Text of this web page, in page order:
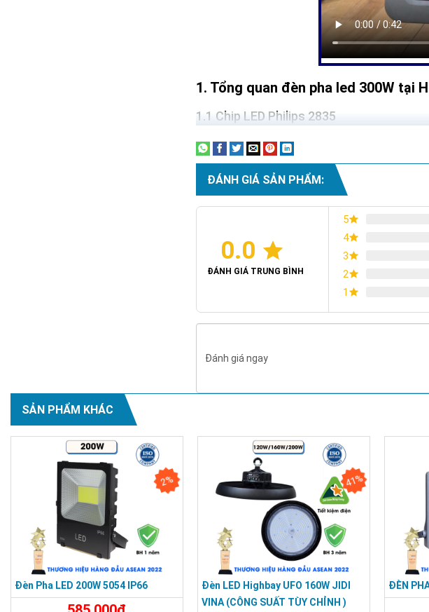
Tổng quan đèn pha led 300W tại
Chip LED Philips 2835
ĐÁNH GIÁ SẢN PHẨM:
0.0
ĐÁNH GIÁ TRUNG BÌNH
5
4
3
2
1
Đánh giá ngay
SẢN PHẨM KHÁC
2%
Đèn Pha LED 200W 5054 IP66
41%
Đèn LED Highbay UFO 160W JIDI
VINA (CÔNG SUẤT TÙY CHỈNH )
ĐÈN